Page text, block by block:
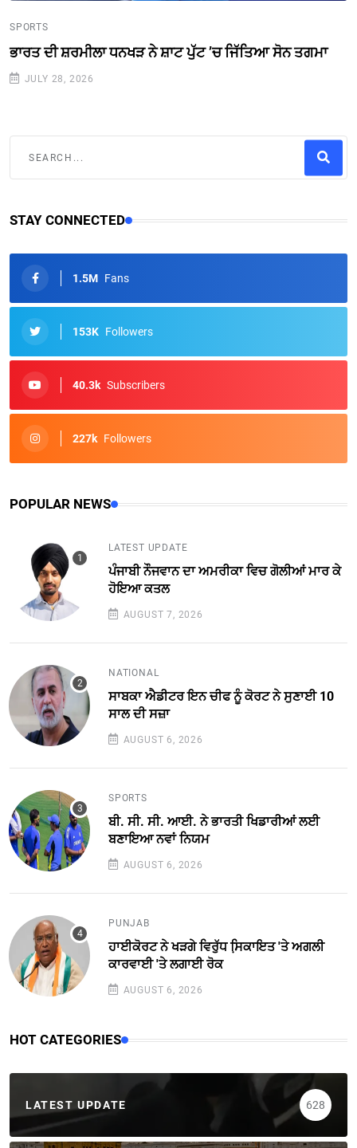
SPORTS
ਭਾਰਤ ਦੀ ਸ਼ਰਮੀਲਾ ਧਨਖੜ ਨੇ ਸ਼ਾਟ ਪੁੱਟ ’ਚ ਜਿੱਤਿਆ ਸੋਨ ਤਗਮਾ
JULY 28, 2026
STAY CONNECTED
1.5M Fans
153K Followers
40.3k Subscribers
227k Followers
POPULAR NEWS
LATEST UPDATE
ਪੰਜਾਬੀ ਨੌਜਵਾਨ ਦਾ ਅਮਰੀਕਾ ਵਿਚ ਗੋਲੀਆਂ ਮਾਰ ਕੇ
ਹੋਇਆ ਕਤਲ
AUGUST 7, 2026
NATIONAL
ਸਾਬਕਾ ਐਡੀਟਰ ਇਨ ਚੀਫ ਨੂੰ ਕੋਰਟ ਨੇ ਸੁਣਾਈ 10
ਸਾਲ ਦੀ ਸਜ਼ਾ
AUGUST 6, 2026
SPORTS
ਬੀ. ਸੀ. ਸੀ. ਆਈ. ਨੇ ਭਾਰਤੀ ਖਿਡਾਰੀਆਂ ਲਈ
ਬਣਾਇਆ ਨਵਾਂ ਨਿਯਮ
AUGUST 6, 2026
PUNJAB
ਹਾਈਕੋਰਟ ਨੇ ਖੜਗੇ ਵਿਰੁੱਧ ਸਿ਼ਕਾਇਤ 'ਤੇ ਅਗਲੀ
ਕਾਰਵਾਈ 'ਤੇ ਲਗਾਈ ਰੋਕ
AUGUST 6, 2026
HOT CATEGORIES
LATEST UPDATE 628